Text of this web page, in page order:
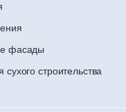
фасады
строительства